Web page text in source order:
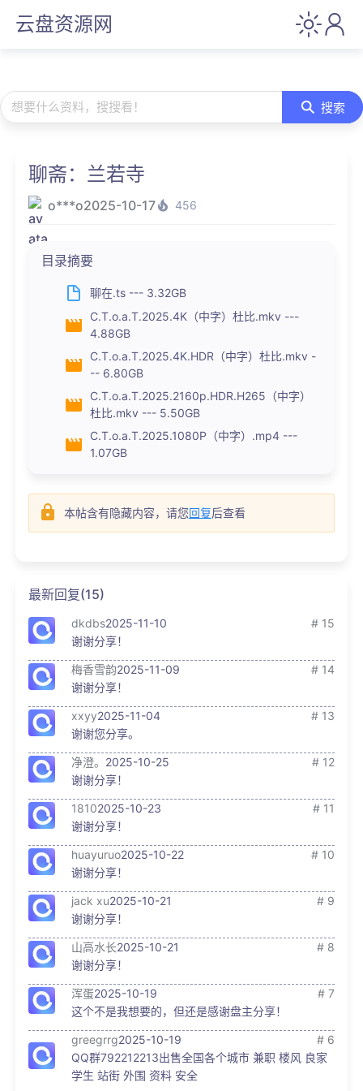
云盘资源网
想要什么资料，搜搜看！ 搜索
聊斋：兰若寺
o***o2025-10-17 456
目录摘要
聊在.ts --- 3.32GB
C.T.o.a.T.2025.4K（中字）杜比.mkv ---
4.88GB
C.T.o.a.T.2025.4K.HDR（中字）杜比.mkv -
-- 6.80GB
C.T.o.a.T.2025.2160p.HDR.H265（中字）
杜比.mkv --- 5.50GB
C.T.o.a.T.2025.1080P（中字）.mp4 ---
1.07GB
本帖含有隐藏内容，请您回复后查看
最新回复(15)
dkdbs2025-11-10
# 15
谢谢分享！
梅香雪韵2025-11-09
# 14
谢谢分享！
xxyy2025-11-04
# 13
谢谢您分享。
净澄。 2025-10-25
# 12
谢谢分享！
18102025-10-23
# 11
谢谢分享！
huayuruo2025-10-22
# 10
谢谢分享！
jack xu2025-10-21
# 9
谢谢分享！
山高水长2025-10-21
# 8
谢谢分享！
浑蛋2025-10-19
# 7
这个不是我想要的，但还是感谢盘主分享！
greegrrg2025-10-19
# 6
QQ群792212213出售全国各个城市 兼职 楼风 良家
学生 站街 外围 资料 安全